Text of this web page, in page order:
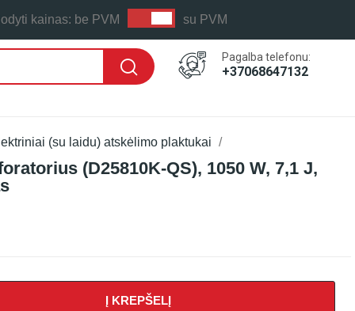
kainas: be PVM su PVM
Pagalba telefonu:
+37068647132
(su laidu) atskėlimo plaktukai
(D25810K-QS), 1050 W, 7,1 J,
Į KREPŠELĮ